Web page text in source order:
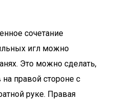
сочетание
игл можно
Это можно сделать,
правой стороне с
руке. Правая